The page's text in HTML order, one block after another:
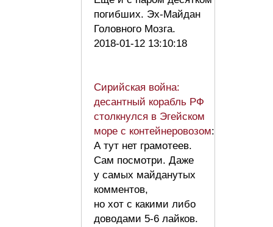
погибших. Эх-Майдан
Головного Мозга.
2018-01-12 13:10:18
Сирийская война:
десантный корабль РФ
столкнулся в Эгейском
море с контейнеровозом:
А тут нет грамотеев.
Сам посмотри. Даже
у самых майданутых
комментов,
но хот с какими либо
доводами 5-6 лайков.